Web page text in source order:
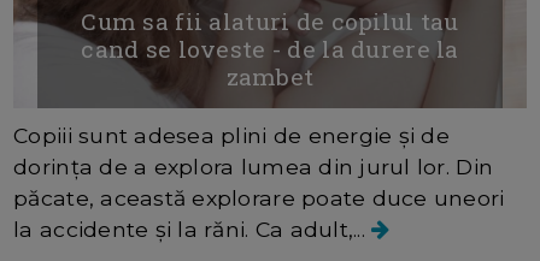
Cum sa fii alaturi de copilul tau
cand se loveste - de la durere la
zambet
Copiii sunt adesea plini de energie și de
dorința de a explora lumea din jurul lor. Din
păcate, această explorare poate duce uneori
la accidente și la răni. Ca adult,...